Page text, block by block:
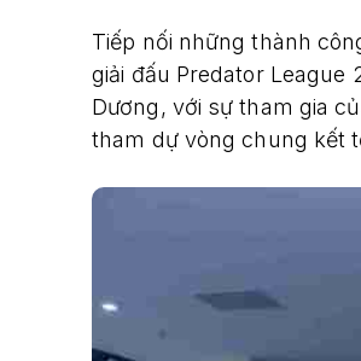
Tiếp nối những thành
giải đấu Predator
Dương, với sự tham gia
tham dự vòng chung kết